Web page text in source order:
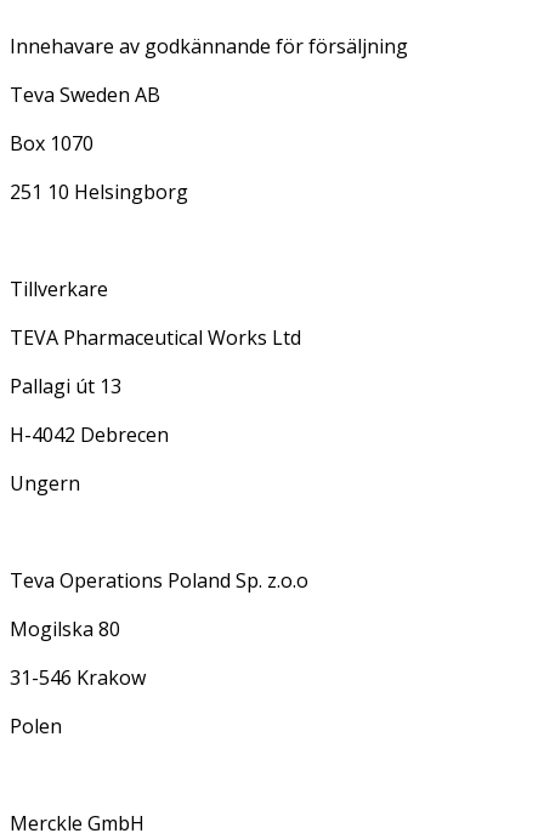
Innehavare av godkännande för försäljning
Teva Sweden AB
Box 1070
251 10 Helsingborg
Tillverkare
TEVA Pharmaceutical Works Ltd
Pallagi út 13
H-4042 Debrecen
Ungern
Teva Operations Poland Sp. z.o.o
Mogilska 80
31-546 Krakow
Polen
Merckle GmbH